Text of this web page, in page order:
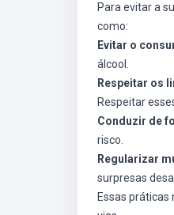
Para evitar a
como:
Evitar o
álcool.
Respeitar os
Respeitar
Conduzir de
risco.
Regularizar
surpresas
Essas